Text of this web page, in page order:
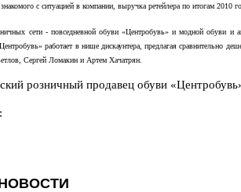
с ситуацией в компании, выручка ретейлера по итогам 2010
сети - повседневной обуви «Центробувь» и модной обуви и
работает в нише дискаунтера, предлагая сравнительно
Сергей Ломакин и Артем Хачатрян.
розничный продавец обуви